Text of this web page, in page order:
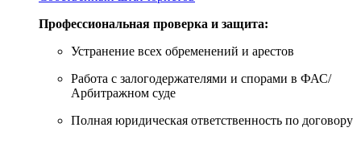
Профессиональная проверка и защита:
Устранение всех обременений и арестов
Работа с залогодержателями и спорами в ФАС/
Арбитражном суде
Полная юридическая ответственность по договору